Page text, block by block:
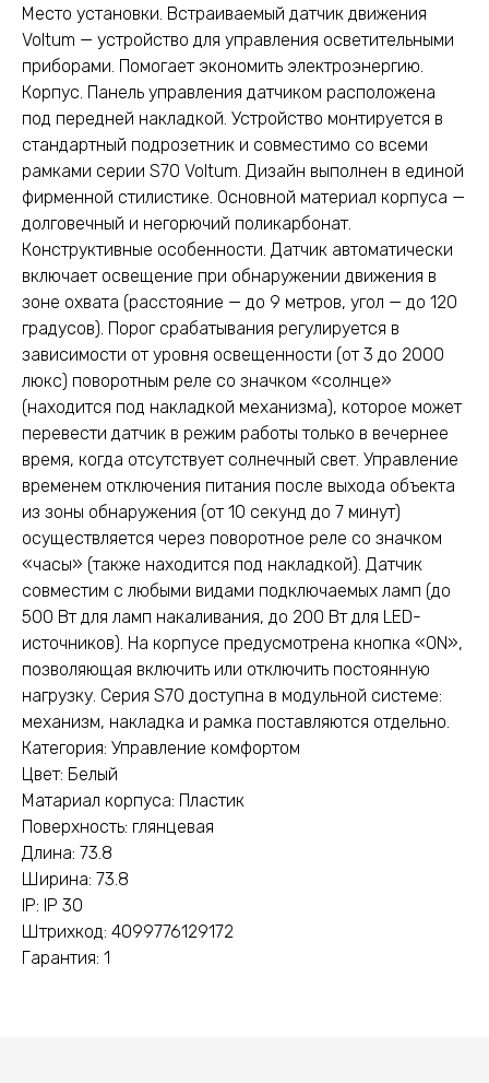
Место установки. Встраиваемый датчик движения
Voltum — устройство для управления осветительными
приборами. Помогает экономить электроэнергию.
Корпус. Панель управления датчиком расположена
под передней накладкой. Устройство монтируется в
стандартный подрозетник и совместимо со всеми
рамками серии S70 Voltum. Дизайн выполнен в единой
фирменной стилистике. Основной материал корпуса —
долговечный и негорючий поликарбонат.
Конструктивные особенности. Датчик автоматически
включает освещение при обнаружении движения в
зоне охвата (расстояние — до 9 метров, угол — до 120
градусов). Порог срабатывания регулируется в
зависимости от уровня освещенности (от 3 до 2000
люкс) поворотным реле со значком «солнце»
(находится под накладкой механизма), которое может
перевести датчик в режим работы только в вечернее
время, когда отсутствует солнечный свет. Управление
временем отключения питания после выхода объекта
из зоны обнаружения (от 10 секунд до 7 минут)
осуществляется через поворотное реле со значком
«часы» (также находится под накладкой). Датчик
совместим с любыми видами подключаемых ламп (до
500 Вт для ламп накаливания, до 200 Вт для LED-
источников). На корпусе предусмотрена кнопка «ON»,
позволяющая включить или отключить постоянную
нагрузку. Серия S70 доступна в модульной системе:
механизм, накладка и рамка поставляются отдельно.
Категория: Управление комфортом
Цвет: Белый
Матариал корпуса: Пластик
Поверхность: глянцевая
Длина: 73.8
Ширина: 73.8
IP: IP 30
Штрихкод: 4099776129172
Гарантия: 1